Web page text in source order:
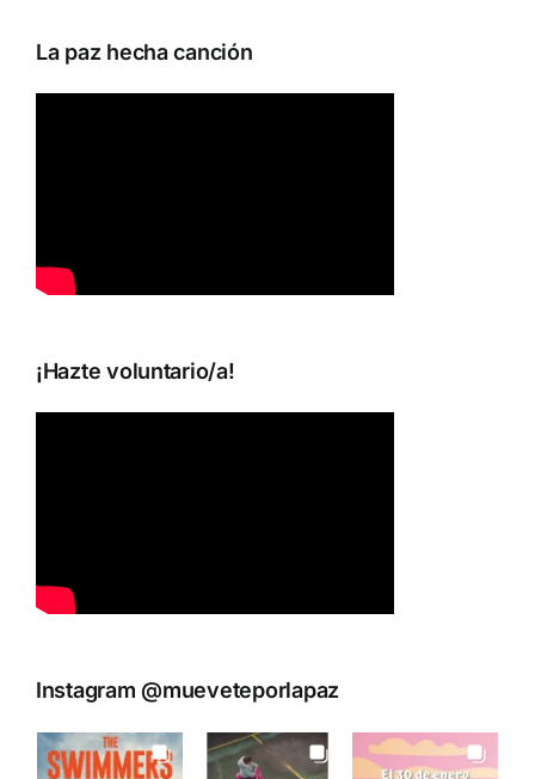
La paz hecha canción
¡Hazte voluntario/a!
Instagram @mueveteporlapaz